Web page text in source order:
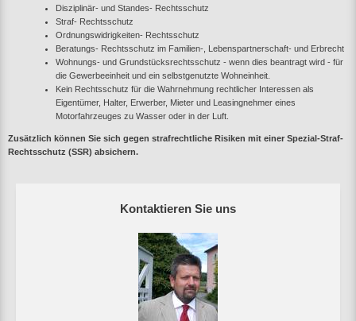
Kontaktieren Sie uns
Disziplinär- und Standes- Rechtsschutz
Straf- Rechtsschutz
Ordnungswidrigkeiten- Rechtsschutz
Beratungs- Rechtsschutz im Familien-, Lebenspartnerschaft- und Erbrecht
Wohnungs- und Grundstücksrechtsschutz - wenn dies beantragt wird - für
die Gewerbeeinheit und ein selbstgenutzte Wohneinheit.
Kein Rechtsschutz für die Wahrnehmung rechtlicher Interessen als
Eigentümer, Halter, Erwerber, Mieter und Leasingnehmer eines
Motorfahrzeuges zu Wasser oder in der Luft.
Zusätzlich können Sie sich gegen strafrechtliche Risiken mit einer Spezial-Straf-
Rechtsschutz (SSR) absichern.